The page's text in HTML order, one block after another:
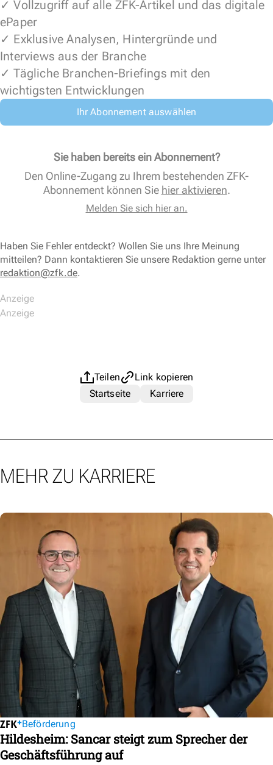
✓ Vollzugriff auf alle ZFK-Artikel und das digitale
ePaper
✓ Exklusive Analysen, Hintergründe und
Interviews aus der Branche
✓ Tägliche Branchen-Briefings mit den
wichtigsten Entwicklungen
Ihr Abonnement auswählen
Sie haben bereits ein Abonnement?
Den Online-Zugang zu Ihrem bestehenden ZFK-
Abonnement können Sie hier aktivieren.
Melden Sie sich hier an.
Haben Sie Fehler entdeckt? Wollen Sie uns Ihre Meinung
mitteilen? Dann kontaktieren Sie unsere Redaktion gerne unter
redaktion@zfk.de.
Teilen
Link kopieren
Startseite
Karriere
MEHR ZU KARRIERE
Beförderung
Hildesheim: Sancar steigt zum Sprecher der
Geschäftsführung auf